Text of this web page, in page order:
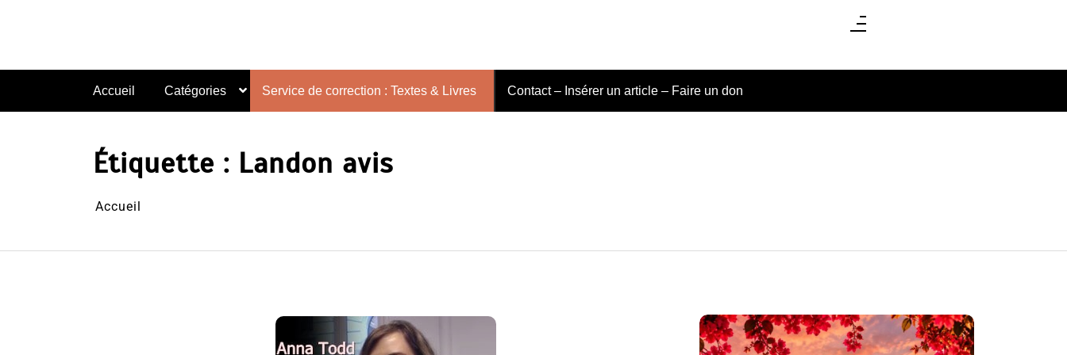
Accueil Catégories Service de correction : Textes & Livres Contact – Insérer un article – Faire un don
Étiquette : Landon avis
Accueil